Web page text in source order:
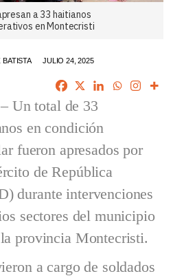
a 33 haitianos
en Montecristi
BATISTA JULIO 24, 2025
Un total de 33
en condición
fueron apresados por
de República
durante intervenciones
sectores del municipio
provincia Montecristi.
a cargo de soldados